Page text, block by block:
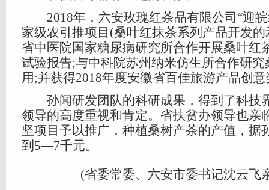
2018年，六安玫瑰红茶品有限公司“迎皖
家级农引推项目(桑叶红抹茶系列产品开发
省中医院国家糖尿病研究所合作开展桑叶红
试验报告;与中科院苏州纳米仿生所合作研
用;并获得2018年度安徽省百佳旅游产品创意
孙闻研发团队的科研成果，得到了科技
领导的高度重视和肯定。省扶贫办领导也亲
坚项目予以推广，种植桑树产茶的产值，据
到5—7千元。
(省委常委、六安市委书记沈云飞